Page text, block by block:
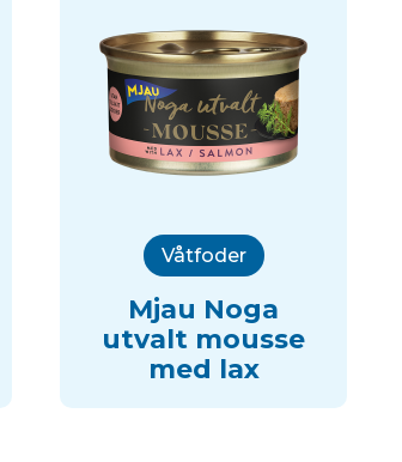
Våtfoder
Mjau Noga
utvalt mousse
med lax